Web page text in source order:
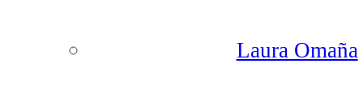
Laura Omaña